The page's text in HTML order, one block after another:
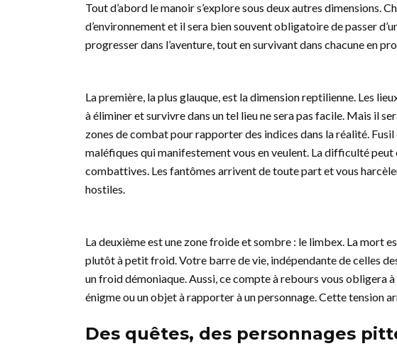
Tout d’abord le manoir s’explore sous deux autres dimensions.
d’environnement et il sera bien souvent obligatoire de passer
progresser dans l’aventure, tout en survivant dans chacune en
La première, la plus glauque, est la dimension reptilienne. Les
à éliminer et survivre dans un tel lieu ne sera pas facile. Mais il
zones de combat pour rapporter des indices dans la réalité.
maléfiques qui manifestement vous en veulent. La difficulté peut
combattives. Les fantômes arrivent de toute part et vous
hostiles.
La deuxième est une zone froide et sombre : le limbex. La mort
plutôt à petit froid. Votre barre de vie, indépendante de celles
un froid démoniaque. Aussi, ce compte à rebours vous obligera
énigme ou un objet à rapporter à un personnage. Cette tension
Des quêtes, des personnages